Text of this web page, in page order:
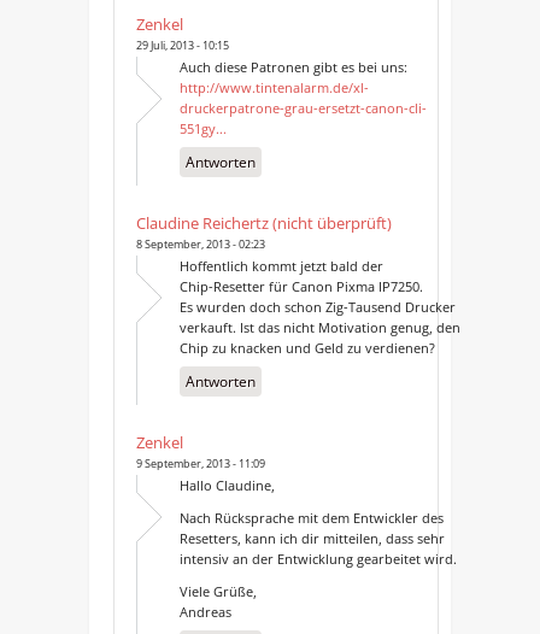
Zenkel
29 Juli, 2013 - 10:15
Auch diese Patronen gibt es bei uns:
http://www.tintenalarm.de/xl-
druckerpatrone-grau-ersetzt-canon-cli-
551gy...
Antworten
Claudine Reichertz (nicht überprüft)
8 September, 2013 - 02:23
Hoffentlich kommt jetzt bald der
Chip-Resetter für Canon Pixma IP7250.
Es wurden doch schon Zig-Tausend Drucker
verkauft. Ist das nicht Motivation genug, den
Chip zu knacken und Geld zu verdienen?
Antworten
Zenkel
9 September, 2013 - 11:09
Hallo Claudine,
Nach Rücksprache mit dem Entwickler des
Resetters, kann ich dir mitteilen, dass sehr
intensiv an der Entwicklung gearbeitet wird.
Viele Grüße,
Andreas